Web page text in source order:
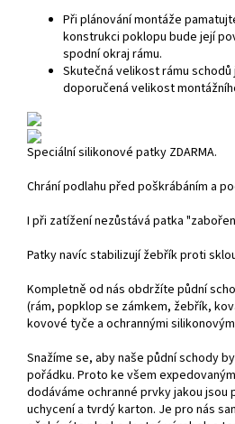
Při plánování montáže
konstrukci poklopu bude její
spodní okraj rámu.
Skutečná velikost rámu schodů
doporučená velikost
Speciální silikonové patky ZDARMA.
Chrání podlahu před poškrábáním a
I při zatížení nezůstává patka
Patky navíc stabilizují žebřík proti
Kompletně od nás obdržíte půdní
(rám, popklop se zámkem, žebřík,
kovové tyče a ochrannými
Snažíme se, aby naše půdní schody
pořádku. Proto ke všem
dodáváme ochranné prvky jakou
uchycení a tvrdý karton. Je pro nás